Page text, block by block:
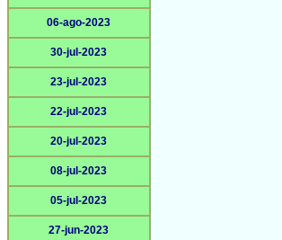
06-ago-2023
30-jul-2023
23-jul-2023
22-jul-2023
20-jul-2023
08-jul-2023
05-jul-2023
27-jun-2023